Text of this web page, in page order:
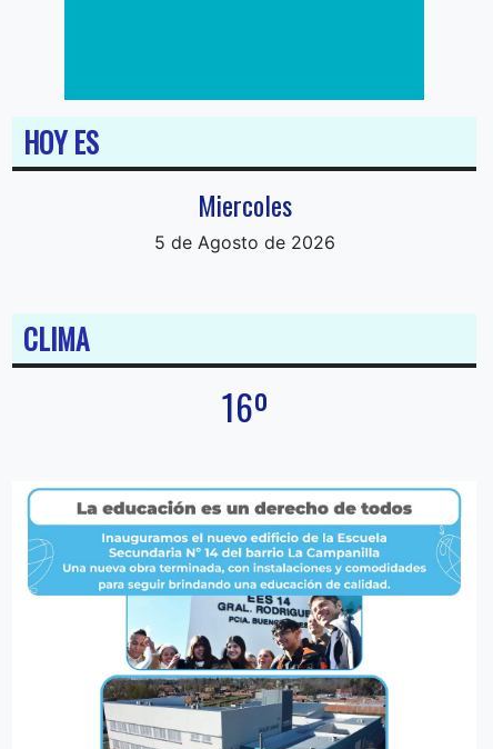
HOY ES
Miercoles
5 de Agosto de 2026
CLIMA
16º